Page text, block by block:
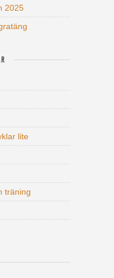
2025
lite
träning